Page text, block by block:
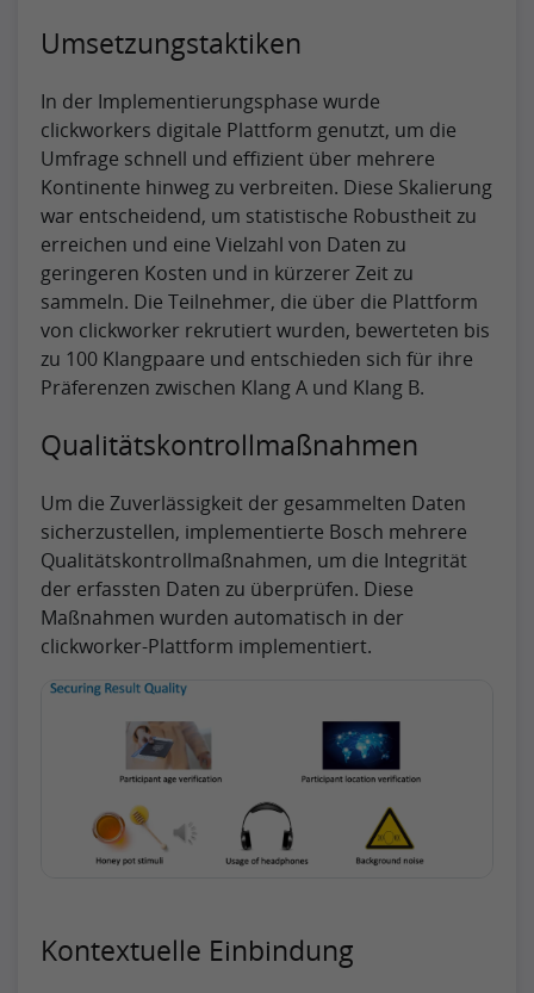
Umsetzungstaktiken
In der Implementierungsphase wurde
clickworkers digitale Plattform genutzt, um die
Umfrage schnell und effizient über mehrere
Kontinente hinweg zu verbreiten. Diese Skalierung
war entscheidend, um statistische Robustheit zu
erreichen und eine Vielzahl von Daten zu
geringeren Kosten und in kürzerer Zeit zu
sammeln. Die Teilnehmer, die über die Plattform
von clickworker rekrutiert wurden, bewerteten bis
zu 100 Klangpaare und entschieden sich für ihre
Präferenzen zwischen Klang A und Klang B.
Qualitätskontrollmaßnahmen
Um die Zuverlässigkeit der gesammelten Daten
sicherzustellen, implementierte Bosch mehrere
Qualitätskontrollmaßnahmen, um die Integrität
der erfassten Daten zu überprüfen. Diese
Maßnahmen wurden automatisch in der
clickworker-Plattform implementiert.
Kontextuelle Einbindung